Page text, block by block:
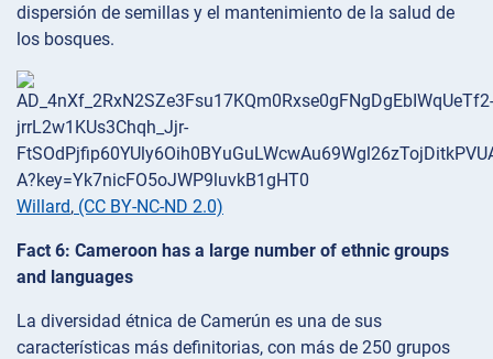
dispersión de semillas y el mantenimiento de la salud de
los bosques.
Willard, (CC BY-NC-ND 2.0)
Fact 6: Cameroon has a large number of ethnic groups
and languages
La diversidad étnica de Camerún es una de sus
características más definitorias, con más de 250 grupos